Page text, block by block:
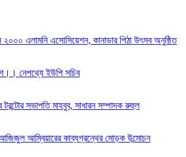
এলামনি এসোসিয়েশন, কানাডার পিঠা উৎসব অনুষ্ঠিত
নেপথ্যে ইউপি সচিব
সভাপতি মাহবুব, সাধারন সম্পাদক রুহুল
আজিজুল আম্বিয়ারের কাব্যগ্রন্থের মোড়ক উন্মোচন